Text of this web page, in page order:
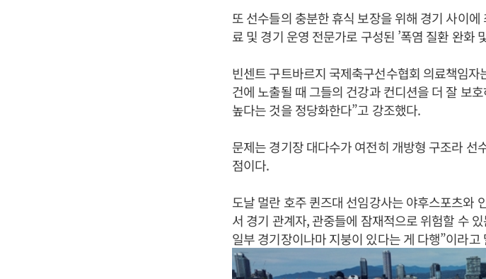
또 선수들의 충분한 휴식 보장을 위해 경기 사이
료 및 경기 운영 전문가로 구성된 ’폭염 질환 완화
빈센트 구트바르지 국제축구선수협회 의료책임
건에 노출될 때 그들의 건강과 컨디션을 더 잘 보
높다는 것을 정당화한다”고 강조했다.
문제는 경기장 대다수가 여전히 개방형 구조라
점이다.
도날 멀란 호주 퀸즈대 선임강사는 야후스포츠와
서 경기 관계자, 관중들에 잠재적으로 위험할 수
일부 경기장이나마 지붕이 있다는 게 다행”이라고